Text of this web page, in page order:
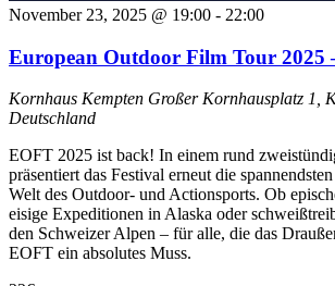
November 23, 2025 @ 19:00 - 22:00
European Outdoor Film Tour 2025
Kornhaus Kempten Großer Kornhausplatz 1,
Deutschland
EOFT 2025 ist back! In einem rund
präsentiert das Festival erneut die
Welt des Outdoor- und Actionsports. Ob
eisige Expeditionen in Alaska oder
den Schweizer Alpen – für alle, die das
EOFT ein absolutes Muss.